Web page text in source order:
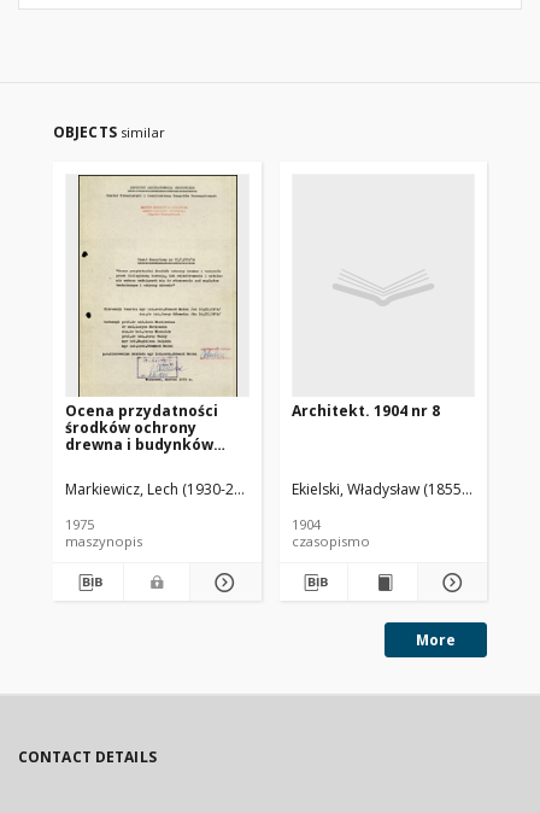
OBJECTS similar
Ocena przydatności
środków ochrony
drewna i budynków
korozją, ich
rejestrowania i
nadających się do
stosowania pod
ochrony zdrowia
Markiewicz, Lech (1930-2012).
1975
maszynopis
Architekt. 1904 nr 8
Ekielski, Władysław (1855-1927). Red.
1904
czasopismo
More
CONTACT DETAILS